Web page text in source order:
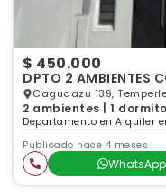
$ 450.000
DPTO 2 AMBIENTES
Caguaazu 139,
2 ambientes | 1
Departamento en Alquiler
Publicado hace 4 meses
WhatsApp